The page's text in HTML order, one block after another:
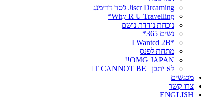
Jiser Dreaming ג'סר דרימנג
Why R U Travelling*
נוכחת נודדת נושם
נשים 365*
*I Wanted 2B
מתחת לפנס
OMG JAPAN!!
לא יתכן | IT CANNOT BE
מפגשים
צרו קשר
ENGLISH